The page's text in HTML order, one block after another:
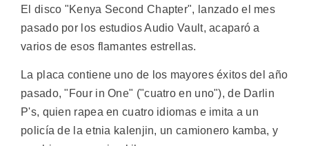
El disco "Kenya Second Chapter", lanzado el mes
pasado por los estudios Audio Vault, acaparó a
varios de esos flamantes estrellas.
La placa contiene uno de los mayores éxitos del año
pasado, "Four in One" ("cuatro en uno"), de Darlin
P's, quien rapea en cuatro idiomas e imita a un
policía de la etnia kalenjin, un camionero kamba, y